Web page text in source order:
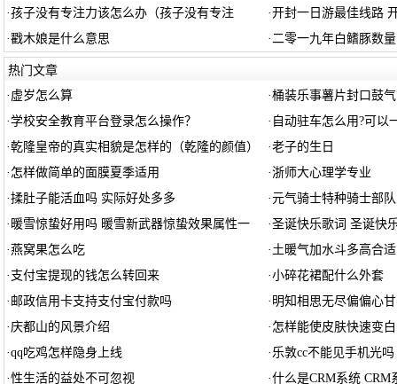
·孩子没有专注力该怎么办（孩子没有专注 ·开封一日游最佳线路
·戳木娘是什么意思 ·二零一九年白鳍豚数
热门文章
· 虚岁怎么算 ·桶装乐事薯片封口鼓
·学校安全教育平台登录怎么操作？ · 自动驻车怎么用?可以
·乾隆皇帝的真实相貌是怎样的（乾隆的颜值） ·老子的生日
· 怎样做简单的面膜夏季适用 ·浙师大心理学专业
·揉肚子能活血吗 实际好处多多 ·元气骑士特种骑士部
· 暖雪惊蛰好用吗 暖雪新武器惊蛰效果属性一 ·圣诞快乐歌词 圣诞快
·燕窝果怎么吃 · 土暖气加水斗多高合
· 支付宝提现的钱怎么转回来 ·小碎花裙配什么外套
· 邮政信用卡支持支付宝付款吗 · 明知相思无尽偏偏心
· 庆都山的风景介绍 · 怎样能使皮肤快速变白
·qq吃鸡怎样隐身上线 · 乐敦cc不能见手机光吗
·性生活的益处不可忽视 ·什么是CRM系统 CRM